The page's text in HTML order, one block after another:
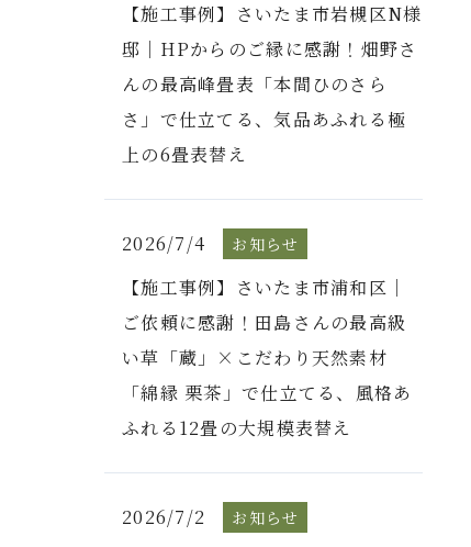
【施工事例】さいたま市岩槻区N様
邸｜HPからのご縁に感謝！畑野さ
んの最高峰畳表「本間ひのさら
さ」で仕立てる、気品あふれる極
上の6畳表替え
2026/7/4 お知らせ
【施工事例】さいたま市浦和区｜
ご依頼に感謝！田島さんの最高級
い草「蔵」×こだわり天然素材
「綿縁 栗茶」で仕立てる、風格あ
ふれる12畳の大規模表替え
2026/7/2 お知らせ